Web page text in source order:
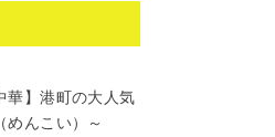
華】港町の大人気
めんこい）～